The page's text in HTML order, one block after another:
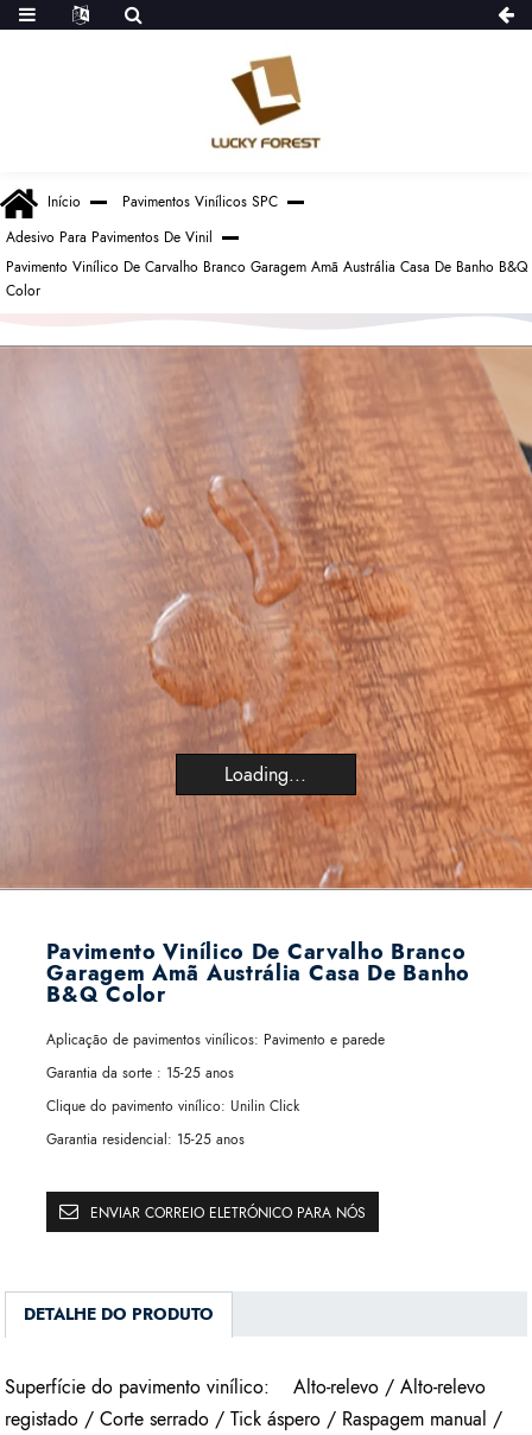
Início
Pavimentos Vinílicos SPC
Adesivo Para Pavimentos De Vinil
Pavimento Vinílico De Carvalho Branco Garagem Amã Austrália Casa De Banho B&Q
Color
Loading...
Pavimento Vinílico De Carvalho Branco
Garagem Amã Austrália Casa De Banho
B&Q Color
Aplicação de pavimentos vinílicos: Pavimento e parede
Garantia da sorte : 15-25 anos
Clique do pavimento vinílico: Unilin Click
Garantia residencial: 15-25 anos
ENVIAR CORREIO ELETRÓNICO PARA NÓS
DETALHE DO PRODUTO
Superfície do pavimento vinílico:
Alto-relevo / Alto-relevo
registado / Corte serrado / Tick áspero / Raspagem manual /